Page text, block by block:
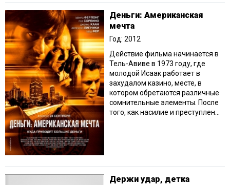
Деньги: Американская
мечта
Год: 2012
Действие фильма начинается в
Тель-Авиве в 1973 году, где
молодой Исаак работает в
захудалом казино, месте, в
котором обретаются различные
сомнительные элементы. После
того, как насилие и преступлен...
Держи удар, детка